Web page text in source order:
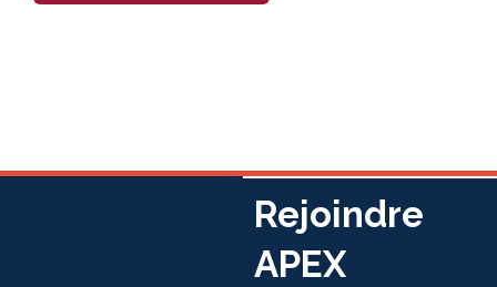
Rejoindre
APEX